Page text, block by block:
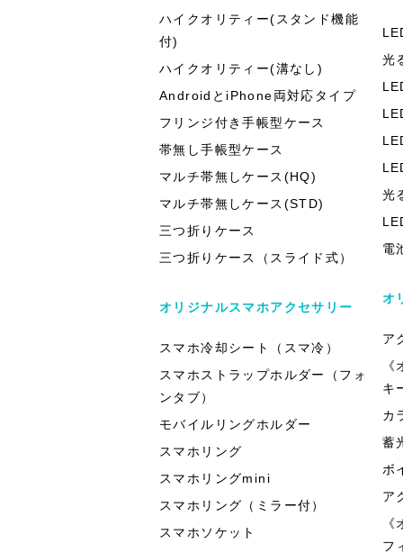
ハイクオリティー(スタンド機能
付)
ハイクオリティー(溝なし)
AndroidとiPhone両対応タイプ
フリンジ付き手帳型ケース
帯無し手帳型ケース
マルチ帯無しケース(HQ)
マルチ帯無しケース(STD)
三つ折りケース
三つ折りケース（スライド式）
オリジナルスマホアクセサリー
スマホ冷却シート（スマ冷）
スマホストラップホルダー（フォ
ンタブ）
モバイルリングホルダー
スマホリング
スマホリングmini
スマホリング（ミラー付）
スマホソケット
光
光
電
オ
ア
キ
カ
蓄
ボ
ア
フ